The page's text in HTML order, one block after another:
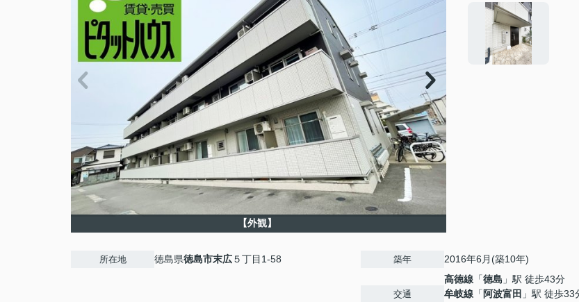
【外観】
所在地 徳島県徳島市末広５丁目1-58 築年 2016年6月(築10年)
交通
高徳線 「徳島 」駅 徒歩43分
牟岐線 「 阿波富田 」駅 徒歩33